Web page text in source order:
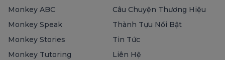
Monkey ABC
Monkey Speak
Monkey Stories
Monkey Tutoring
Câu Chuyện Thương Hiệu
Thành Tựu Nổi Bật
Tin Tức
Liên Hệ